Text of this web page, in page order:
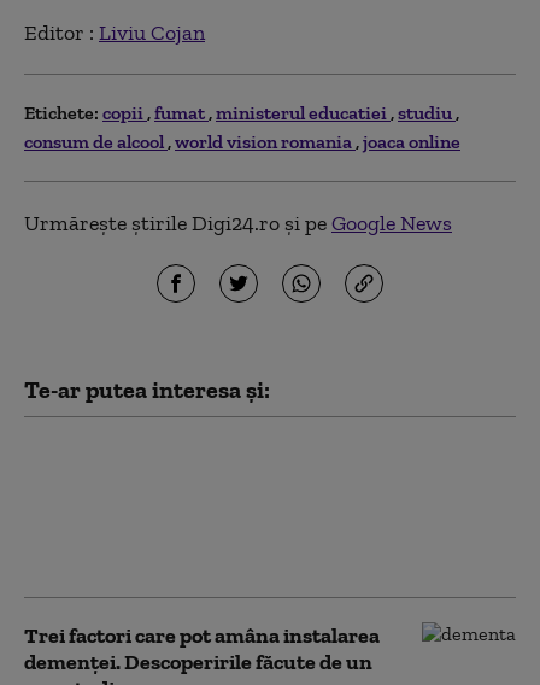
Editor : Liviu Cojan
Etichete: copii fumat ministerul educatiei studiu
consum de alcool world vision romania joaca online
Urmărește știrile Digi24.ro și peGoogle News
Te-ar putea interesa și:
Trei factori care pot amâna instalarea
demenţei. Descoperirile făcute de un